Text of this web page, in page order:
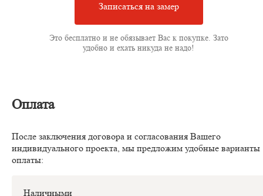
Записаться на замер
Это бесплатно и не обязывает Вас к покупке. Зато
удобно и ехать никуда не надо!
Оплата
После заключения договора и согласования Вашего
индивидуального проекта, мы предложим удобные варианты
оплаты:
Наличными